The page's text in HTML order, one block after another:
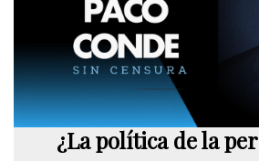
¿La política de la